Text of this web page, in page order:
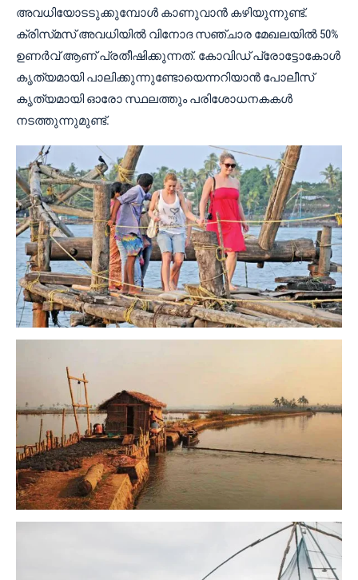
അവധിയോടടുക്കുമ്പോൾ കാണുവാൻ കഴിയുന്നുണ്ട്.
ക്രിസ്‌മസ്‌ അവധിയിൽ വിനോദ സഞ്ചാര മേഖലയിൽ 50%
ഉണർവ് ആണ് പ്രതീഷിക്കുന്നത്. കോവിഡ് പ്രോട്ടോകോൾ
കൃത്യമായി പാലിക്കുന്നുണ്ടോയെന്നറിയാൻ പോലീസ്
കൃത്യമായി ഓരോ സ്ഥലത്തും പരിശോധനകകൾ
നടത്തുന്നുമുണ്ട്.